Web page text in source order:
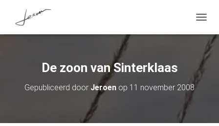
O
G
L
A
De zoon van Sinterklaas
Gepubliceerd door Jeroen op 11 november 2008